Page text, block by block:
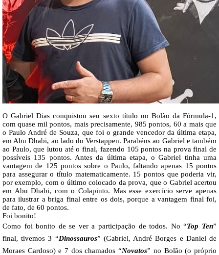
O Gabriel Dias conquistou seu sexto título no Bolão da Fórmula-1,
com quase mil pontos, mais precisamente, 985 pontos, 60 a mais que
o Paulo André de Souza, que foi o grande vencedor da última etapa,
em Abu Dhabi, ao lado do Verstappen. Parabéns ao Gabriel e também
ao Paulo, que lutou até o final, fazendo 105 pontos na prova final de
possíveis 135 pontos. Antes da última etapa, o Gabriel tinha uma
vantagem de 125 pontos sobre o Paulo, faltando apenas 15 pontos
para assegurar o título matematicamente. 15 pontos que poderia vir,
por exemplo, com o último colocado da prova, que o Gabriel acertou
em Abu Dhabi, com o Colapinto. Mas esse exercício serve apenas
para ilustrar a briga final entre os dois, porque a vantagem final foi,
de fato, de 60 pontos.
Foi bonito!
Como foi bonito de se ver a participação de todos. No “Top Ten”
final, tivemos 3 “Dinossauros” (Gabriel, André Borges e Daniel de
Moraes Cardoso) e 7 dos chamados “Novatos” no Bolão (o próprio